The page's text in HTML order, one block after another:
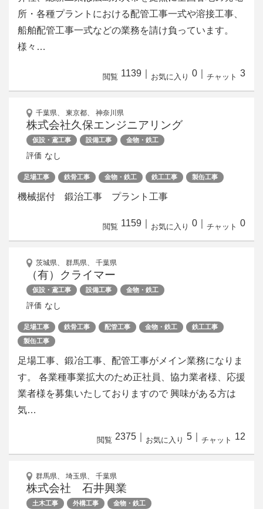
所・各種プラントにおける配管工事一式や溶接工事、
船舶配管工事一式などの業務を請け負っています。
様々…
閲覧 1139 お気に入り 0 チャット 3
千葉県、 東京都、 神奈川県
株式会社久保エンジニアリング
仮設・鳶工事 設備工事 金物・鉄工
評価 なし
足場工事 鉄骨工事 金物・鉄工 鉄工工事 製缶工事
機械据付 鍛治工事 プラント工事
閲覧 1159 お気に入り 0 チャット 0
茨城県、 群馬県、 千葉県
（有）クライマー
仮設・鳶工事 設備工事 金物・鉄工
評価 なし
足場工事 鉄骨工事 配管工事 金物・鉄工
鉄工工事
製缶工事
足場工事、鍛冶工事、配管工事がメイン業務になりま
す。 各業種事業拡大のため正社員、協力業者様、応援
業者様を募集いたしておりますので 興味がある方は
気…
閲覧 2375 お気に入り 5 チャット 12
群馬県、 埼玉県、 千葉県
株式会社 石井興業
土木工事 外構工事 金物・鉄工